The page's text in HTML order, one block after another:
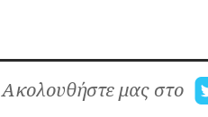
Ακολουθήστε μας στο